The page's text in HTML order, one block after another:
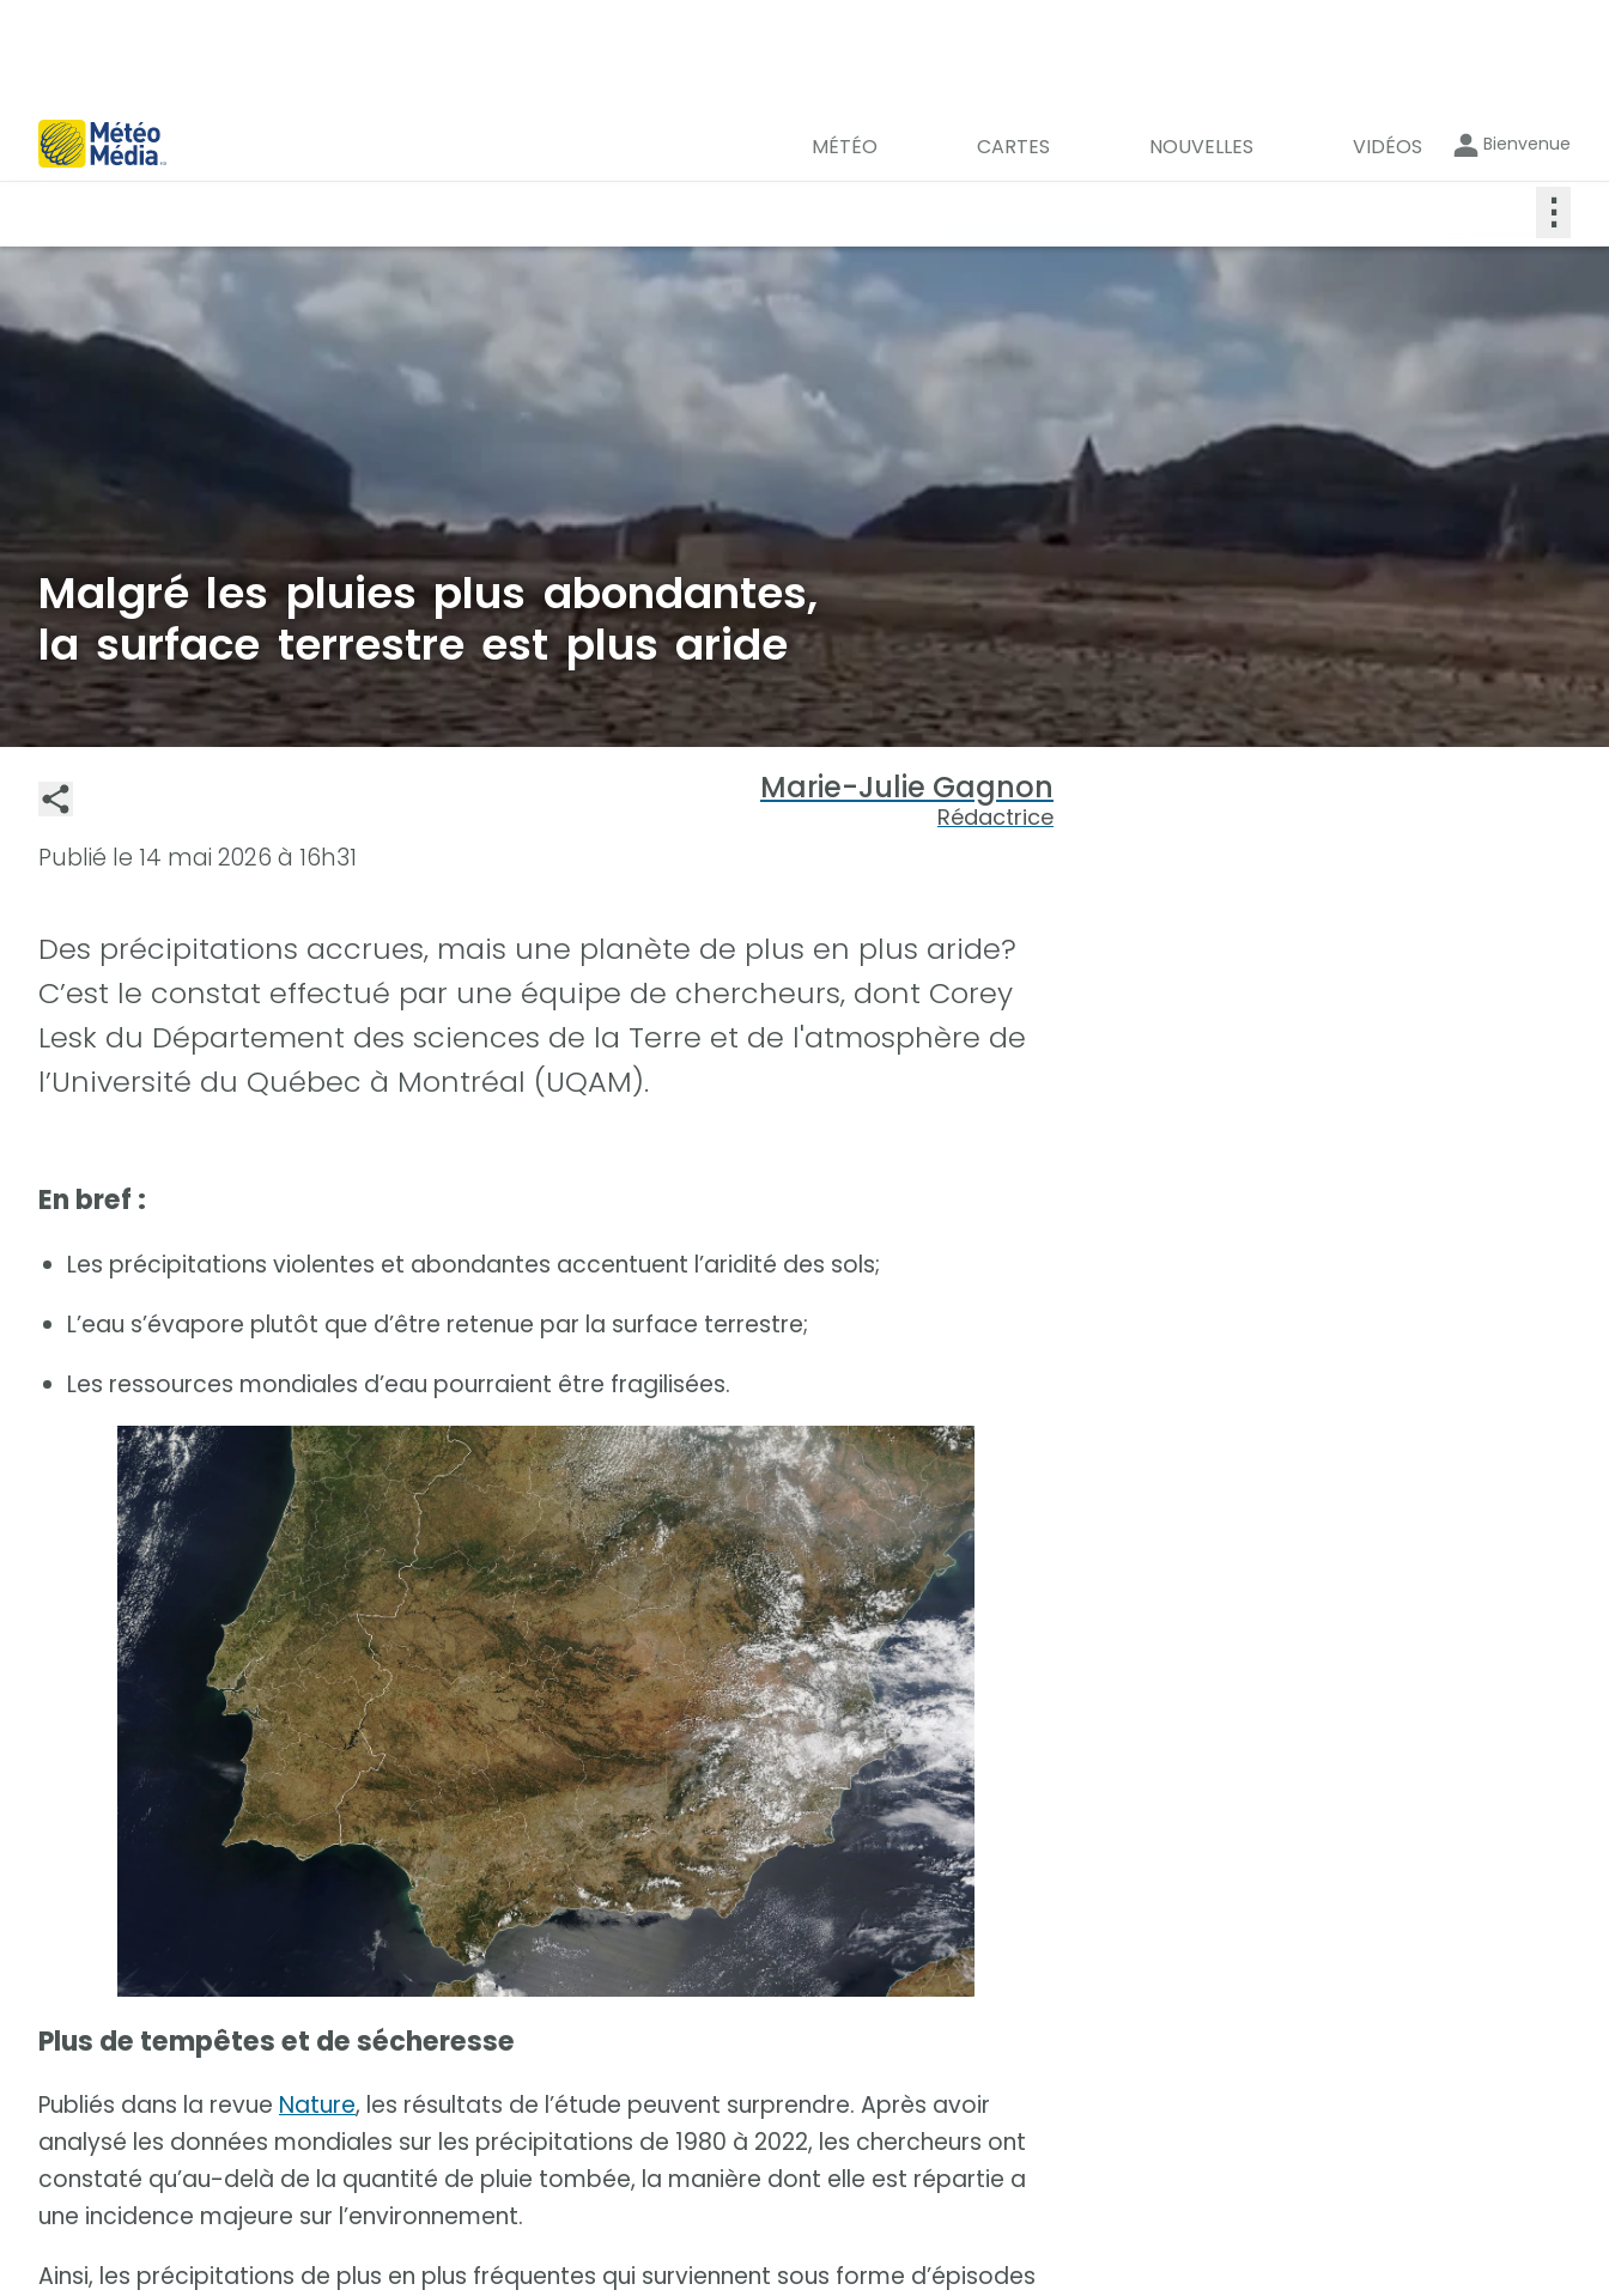
MÉTÉO CARTES NOUVELLES VIDÉOS Bienvenue
⋮
Malgré les pluies plus abondantes,
la surface terrestre est plus aride
Marie-Julie Gagnon
Rédactrice
Publié le 14 mai 2026 à 16h31
Des précipitations accrues, mais une planète de plus en plus aride?
C’est le constat effectué par une équipe de chercheurs, dont Corey
Lesk du Département des sciences de la Terre et de l'atmosphère de
l’Université du Québec à Montréal (UQAM).
En bref :
Les précipitations violentes et abondantes accentuent l’aridité des sols;
L’eau s’évapore plutôt que d’être retenue par la surface terrestre;
Les ressources mondiales d’eau pourraient être fragilisées.
Plus de tempêtes et de sécheresse
Publiés dans la revue Nature, les résultats de l’étude peuvent surprendre. Après avoir
analysé les données mondiales sur les précipitations de 1980 à 2022, les chercheurs ont
constaté qu’au-delà de la quantité de pluie tombée, la manière dont elle est répartie a
une incidence majeure sur l’environnement.
Ainsi, les précipitations de plus en plus fréquentes qui surviennent sous forme d’épisodes